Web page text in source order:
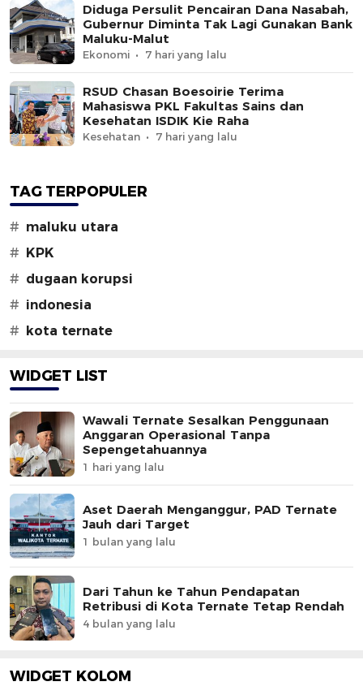
Diduga Persulit Pencairan Dana Nasabah,
Gubernur Diminta Tak Lagi Gunakan Bank
Maluku-Malut
Ekonomi 7 hari yang lalu
RSUD Chasan Boesoirie Terima
Mahasiswa PKL Fakultas Sains dan
Kesehatan ISDIK Kie Raha
Kesehatan 7 hari yang lalu
TAG TERPOPULER
# maluku utara
# KPK
# dugaan korupsi
# indonesia
# kota ternate
WIDGET LIST
Wawali Ternate Sesalkan Penggunaan
Anggaran Operasional Tanpa
Sepengetahuannya
1 hari yang lalu
Aset Daerah Menganggur, PAD Ternate
Jauh dari Target
1 bulan yang lalu
Dari Tahun ke Tahun Pendapatan
Retribusi di Kota Ternate Tetap Rendah
4 bulan yang lalu
WIDGET KOLOM